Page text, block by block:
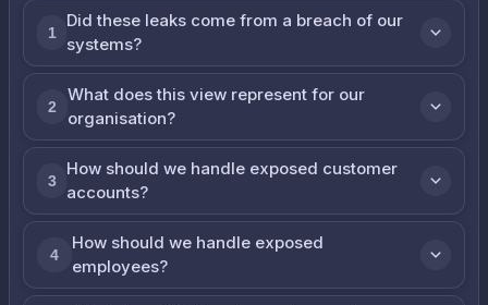
1
Did these leaks come from a breach of our
systems?
2
What does this view represent for our
organisation?
3
How should we handle exposed customer
accounts?
4
How should we handle exposed
employees?